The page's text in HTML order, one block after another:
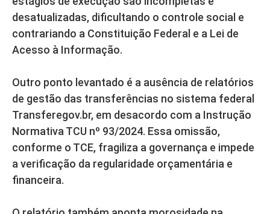
desatualizadas, dificultando o controle social e
contrariando a Constituição Federal e a Lei de
Acesso à Informação.
Outro ponto levantado é a ausência de relatórios
de gestão das transferências no sistema federal
Transferegov.br, em desacordo com a Instrução
Normativa TCU nº 93/2024. Essa omissão,
conforme o TCE, fragiliza a governança e impede
a verificação da regularidade orçamentária e
financeira.